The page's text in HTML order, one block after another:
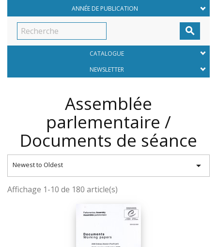
ANNÉE DE PUBLICATION

CATALOGUE
NEWSLETTER
Assemblée
parlementaire /
Documents de séance
Newest to Oldest 
Affichage 1-10 de 180 article(s)